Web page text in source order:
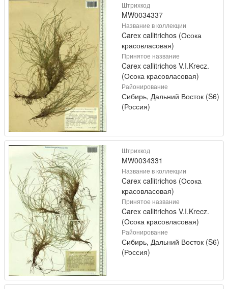
Штрихкод
MW0034337
Название в коллекции
Carex callitrichos (Осока
красовласовая)
Принятое название
Carex callitrichos V.I.Krecz.
(Осока красовласовая)
Районирование
Сибирь, Дальний Восток (S6)
(Россия)
Штрихкод
MW0034331
Название в коллекции
Carex callitrichos (Осока
красовласовая)
Принятое название
Carex callitrichos V.I.Krecz.
(Осока красовласовая)
Районирование
Сибирь, Дальний Восток (S6)
(Россия)